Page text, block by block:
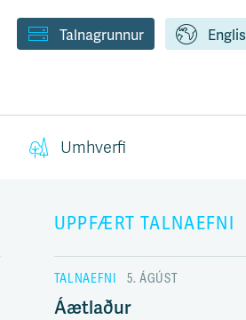
Talnagrunnur
Umhverfi
UPPFÆRT TALNAEFNI
TALNAEFNI 5. ÁGÚST
Áætlaður